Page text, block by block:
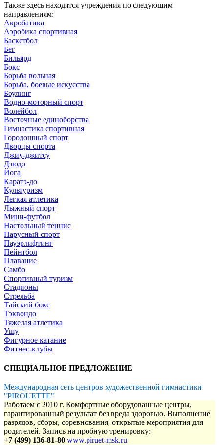
Также здесь находятся учреждения по следующим
направлениям:
Акробатика
Аэробика спортивная
Баскетбол
Бег
Бильярд
Бокс
Борьба вольная
Борьба, боевые искусства
Боулинг
Водно-моторный спорт
Волейбол
Восточные единоборства
Гимнастика спортивная
Городошный спорт
Дворцы спорта
Джиу-джитсу
Дзюдо
Йога
Каратэ-до
Культуризм
Легкая атлетика
Лыжный спорт
Мини-футбол
Настольный теннис
Парусный спорт
Пауэрлифтинг
Пейнтбол
Плавание
Самбо
Спортивный туризм
Стадионы
Стрельба
Тайский бокс
Тэквондо
Тяжелая атлетика
Ушу
Фигурное катание
Фитнес-клубы
СПЕЦИАЛЬНОЕ ПРЕДЛОЖЕНИЕ
Международная сеть центров художественной гимнастики
"PIROUETTE"
Работаем с 2010 г. Комфортные оборудованные центры,
гарантированный результат без вреда здоровью. Выполнение
разрядов, сборы, соревнования, открытые мероприятия для
родителей. Запись на пробную тренировку:
+7 (499) 136-81-80 www.piruet-msk.ru